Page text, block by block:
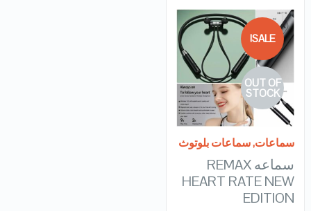
SALE!
OUT OF
STOCK
QUICK LOOK
VIEW DETAILS
READ MORE
سماعات,سماعات بلوتوث
سماعه REMAX
HEART RATE NEW
EDITION